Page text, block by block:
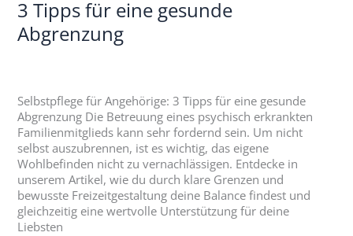
3 Tipps für eine gesunde
Abgrenzung
Selbstpflege für Angehörige: 3 Tipps für eine gesunde
Abgrenzung Die Betreuung eines psychisch erkrankten
Familienmitglieds kann sehr fordernd sein. Um nicht
selbst auszubrennen, ist es wichtig, das eigene
Wohlbefinden nicht zu vernachlässigen. Entdecke in
unserem Artikel, wie du durch klare Grenzen und
bewusste Freizeitgestaltung deine Balance findest und
gleichzeitig eine wertvolle Unterstützung für deine
Liebsten